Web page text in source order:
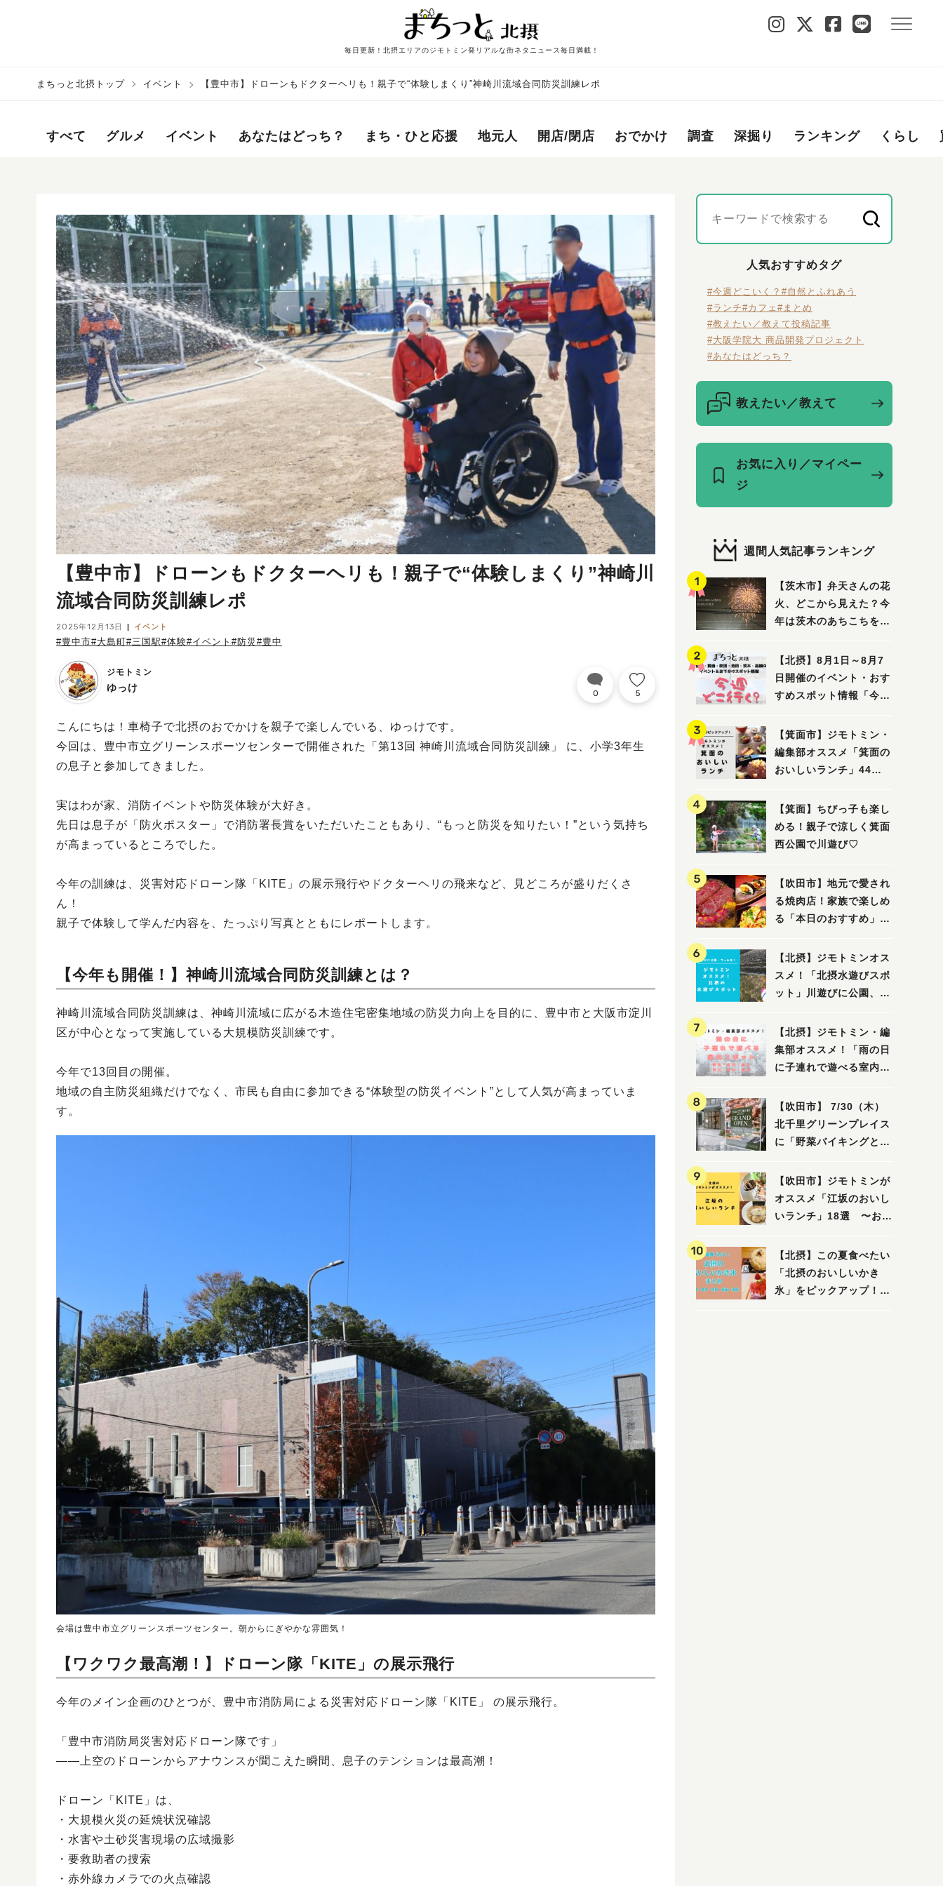
毎日更新！北摂エリアのジモトミン発リアルな街ネタニュース毎日満載！
まちっと北摂トップ イベント 【豊中市】ドローンもドクターヘリも！親子で“体験しまくり”神崎川流域合同防災訓練レポ
すべて グルメ イベント あなたはどっち？ まち・ひと応援 地元人 開店/閉店 おでかけ 調査 深掘り ランキング くらし
【豊中市】ドローンもドクターヘリも！親子で“体験しまくり”神崎川
流域合同防災訓練レポ
2025年12月13日 イベント
#豊中市#大島町#三国駅#体験#イベント #防災 #豊中
ジモトミン
ゆっけ 0 5
こんにちは！車椅子で北摂のおでかけを親子で楽しんでいる、ゆっけです。
今回は、豊中市立グリーンスポーツセンターで開催された「第13回 神崎川流域合同防災訓練」 に、小学3年生
の息子と参加してきました。
実はわが家、消防イベントや防災体験が大好き。
先日は息子が「防火ポスター」で消防署長賞をいただいたこともあり、“もっと防災を知りたい！”という気持ち
が高まっているところでした。
今年の訓練は、災害対応ドローン隊「KITE」の展示飛行やドクターヘリの飛来など、見どころが盛りだくさ
ん！
親子で体験して学んだ内容を、たっぷり写真とともにレポートします。
【今年も開催！】神崎川流域合同防災訓練とは？
神崎川流域合同防災訓練は、神崎川流域に広がる木造住宅密集地域の防災力向上を目的に、豊中市と大阪市淀川
区が中心となって実施している大規模防災訓練です。
今年で13回目の開催。
地域の自主防災組織だけでなく、市民も自由に参加できる“体験型の防災イベント”として人気が高まっていま
す。
会場は豊中市立グリーンスポーツセンター。朝からにぎやかな雰囲気！
【ワクワク最高潮！】ドローン隊「KITE」の展示飛行
今年のメイン企画のひとつが、豊中市消防局による災害対応ドローン隊「KITE」 の展示飛行。
「豊中市消防局災害対応ドローン隊です」
——上空のドローンからアナウンスが聞こえた瞬間、息子のテンションは最高潮！
ドローン「KITE」は、
・大規模火災の延焼状況確認
・水害や土砂災害現場の広域撮影
・要救助者の捜索
・赤外線カメラでの火点確認
人気おすすめタグ
#今週どこいく？ #自然とふれあう
#ランチ#カフェ #まとめ
#教えたい／教えて投稿記事
#大阪学院大 商品開発プロジェクト
#あなたはどっち？
教えたい／教えて
お気に入り／マイペー
ジ
週間人気記事ランキング
【茨木市】弁天さんの花
火、どこから見えた？今
年は茨木のあちこちを巡
【北摂】8月1日～8月7
日開催のイベント・おす
すめスポット情報「今週
面・吹田・池田・茨木・
高槻）
【箕面市】ジモトミン・
編集部オススメ「箕面の
おいしいランチ」44
から穴場まで！〜
【箕面】ちびっ子も楽し
める！親子で涼しく箕面
西公園で川遊び♡
【吹田市】地元で愛され
る焼肉店！家族で楽しめ
る「本日のおすすめ」で
【北摂】ジモトミンオス
スメ！「北摂水遊びスポ
ット」川遊びに公園、プ
吹田・茨木・高槻）
【北摂】ジモトミン・編
集部オススメ！「雨の日
に子連れで遊べる室内ス
箕面・吹田・豊中・茨
木・池田）
【吹田市】 7/30（木）
北千里グリーンプレイス
に「野菜バイキングと飲
里店」がオープン予定！
【吹田市】ジモトミンが
オススメ「江坂のおいし
いランチ」18選 〜おし
とりさまでも楽しめるお
店まで〜
【北摂】この夏食べたい
「北摂のおいしいかき
氷」をピックアップ！